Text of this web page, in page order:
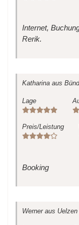
Internet,
Rerik.
Katharina aus
Lage
Preis/Leistung
Booking
Werneraus Uelzen